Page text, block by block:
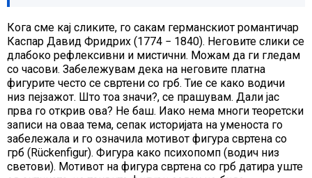
Кога сме кај сликите, го сакам германскиот романтичар
Каспар Давид Фридрих (1774 − 1840). Неговите слики се
длабоко рефлексивни и мистични. Можам да ги гледам
со часови. Забележувам дека на неговите платна
фигурите често се свртени со грб. Тие се како водичи
низ пејзажот. Што тоа значи?, се прашувам. Дали јас
прва го открив ова? Не баш. Иако нема многи теоретски
записи на оваа тема, сепак историјата на уменоста го
забележала и го означила мотивот фигура свртена со
грб (Rückenfigur). Фигура како психопомп (водич низ
светови). Мотивот на фигура свртена со грб датира уште